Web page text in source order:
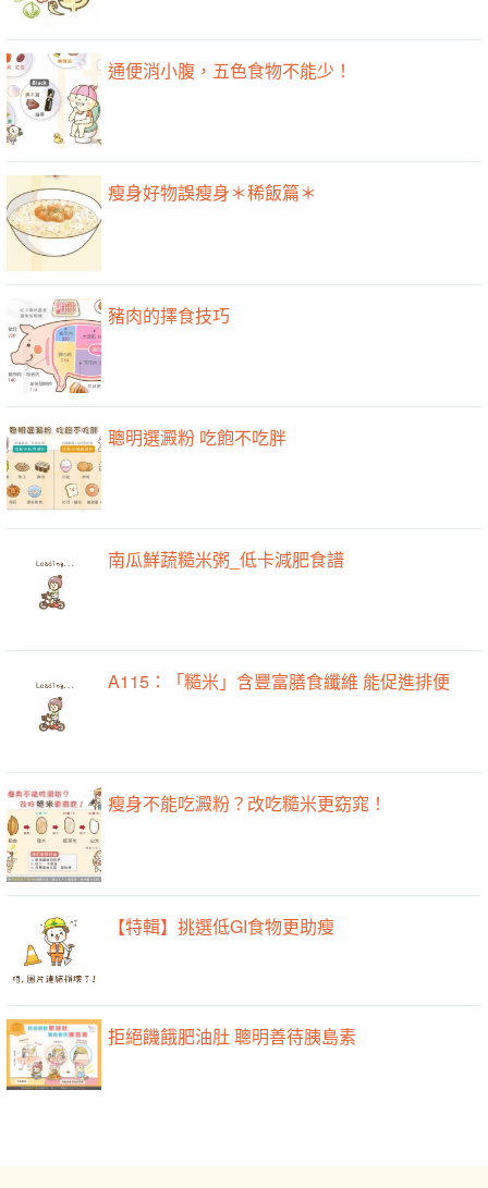
通便消小腹，五色食物不能少！
瘦身好物誤瘦身＊稀飯篇＊
豬肉的擇食技巧
聰明選澱粉 吃飽不吃胖
南瓜鮮蔬糙米粥_低卡減肥食譜
A115：「糙米」含豐富膳食纖維 能促進排便
瘦身不能吃澱粉？改吃糙米更窈窕！
【特輯】挑選低GI食物更助瘦
拒絕饑餓肥油肚 聰明善待胰島素